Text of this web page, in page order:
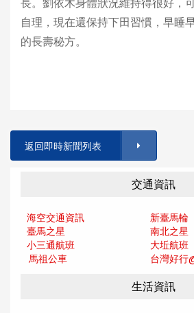
長。劉依木身體狀況維持得很好，
自理，現在還保持下田習慣，早睡
的長壽秘方。
返回即時新聞列表
交通資訊
海空交通資訊
新臺馬輪
臺馬之星
南北之星
小三通航班
大坵航班
馬祖公車
台灣好行
生活資訊